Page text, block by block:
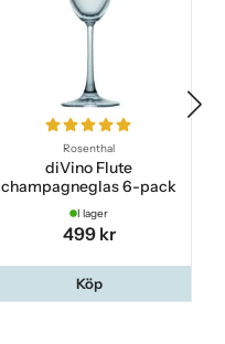
Rosenthal
diVino Flute
champagneglas 6-pack
I lager
499 kr
Köp